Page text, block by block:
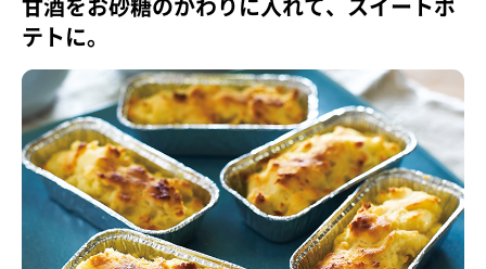
甘酒をお砂糖のかわりに入れて、スイートポ
テトに。